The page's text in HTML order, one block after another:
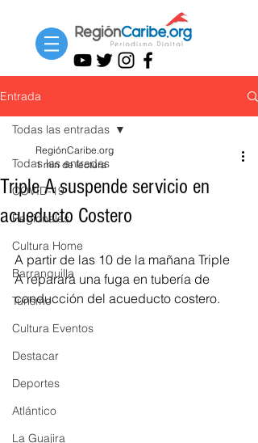
Entrada
Todas las entradas
COVID-19
Regionales
Cultura Home
Barranquilla
Turismo
Cultura Eventos
Destacar
Deportes
Atlántico
La Guajira
Todas las entradas
Triple A suspende servicio en
acueducto Costero
RegiónCaribe.org
1 min de lectura
A partir de las 10 de la mañana Triple
A reparará una fuga en tubería de
conducción del acueducto costero.